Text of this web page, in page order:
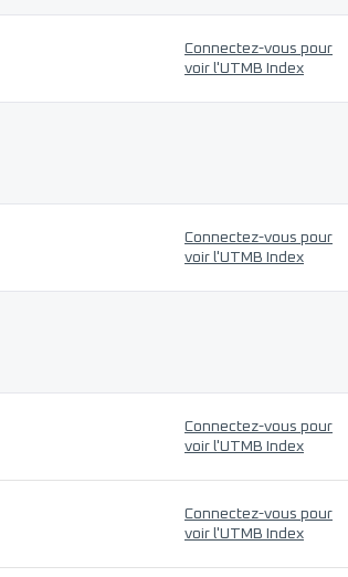
Connectez-vous pour
voir l'UTMB Index
Connectez-vous pour
voir l'UTMB Index
Connectez-vous pour
voir l'UTMB Index
Connectez-vous pour
voir l'UTMB Index